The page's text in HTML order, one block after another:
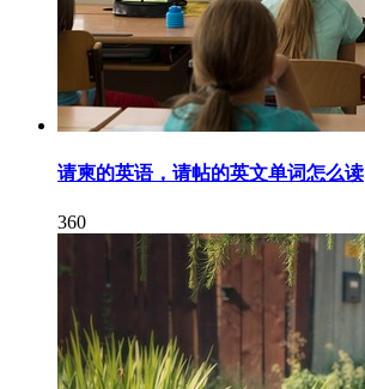
请柬的英语，请帖的英文单词怎么读
360